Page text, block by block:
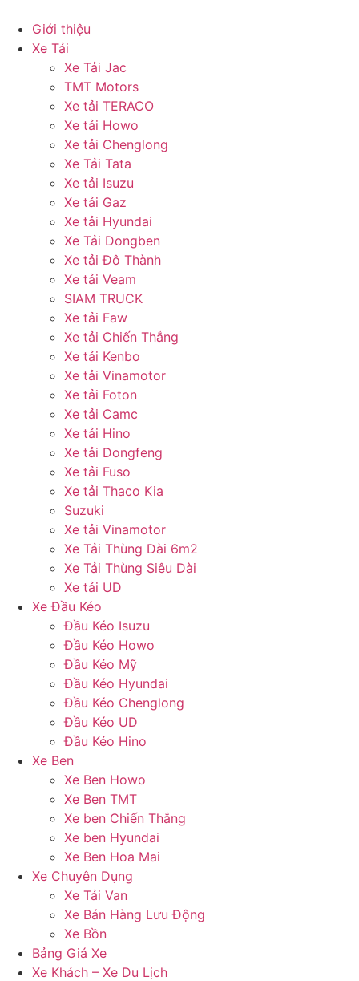
Giới thiệu
Xe Tải
Xe Tải Jac
TMT Motors
Xe tải TERACO
Xe tải Howo
Xe tải Chenglong
Xe Tải Tata
Xe tải Isuzu
Xe tải Gaz
Xe tải Hyundai
Xe Tải Dongben
Xe tải Đô Thành
Xe tải Veam
SIAM TRUCK
Xe tải Faw
Xe tải Chiến Thắng
Xe tải Kenbo
Xe tải Vinamotor
Xe tải Foton
Xe tải Camc
Xe tải Hino
Xe tải Dongfeng
Xe tải Fuso
Xe tải Thaco Kia
Suzuki
Xe tải Vinamotor
Xe Tải Thùng Dài 6m2
Xe Tải Thùng Siêu Dài
Xe tải UD
Xe Đầu Kéo
Đầu Kéo Isuzu
Đầu Kéo Howo
Đầu Kéo Mỹ
Đầu Kéo Hyundai
Đầu Kéo Chenglong
Đầu Kéo UD
Đầu Kéo Hino
Xe Ben
Xe Ben Howo
Xe Ben TMT
Xe ben Chiến Thắng
Xe ben Hyundai
Xe Ben Hoa Mai
Xe Chuyên Dụng
Xe Tải Van
Xe Bán Hàng Lưu Động
Xe Bồn
Bảng Giá Xe
Xe Khách – Xe Du Lịch